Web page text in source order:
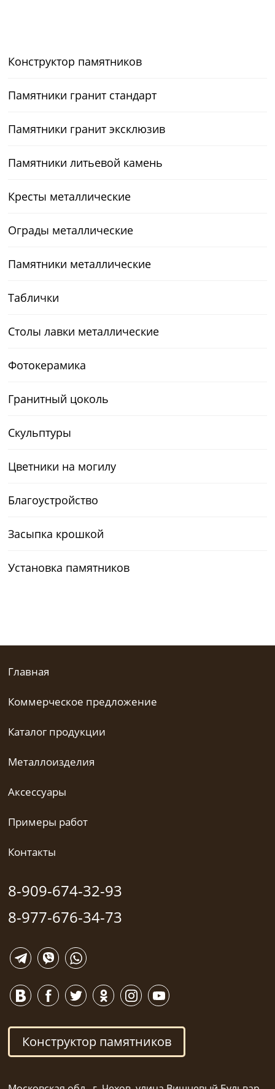
Конструктор памятников
Памятники гранит стандарт
Памятники гранит эксклюзив
Памятники литьевой камень
Кресты металлические
Ограды металлические
Памятники металлические
Таблички
Столы лавки металлические
Фотокерамика
Гранитный цоколь
Скульптуры
Цветники на могилу
Благоустройство
Засыпка крошкой
Установка памятников
Главная
Коммерческое предложение
Каталог продукции
Металлоизделия
Аксессуары
Примеры работ
Контакты
8-909-674-32-93
8-977-676-34-73
Конструктор памятников